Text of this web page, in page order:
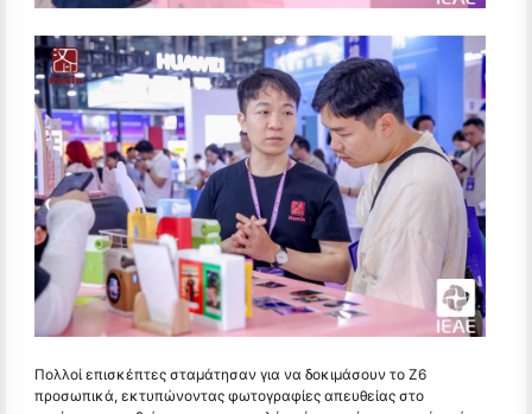
Πολλοί επισκέπτες σταμάτησαν για να δοκιμάσουν το Z6
προσωπικά, εκτυπώνοντας φωτογραφίες απευθείας στο